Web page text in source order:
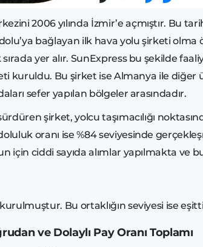
2006 yılında İzmir’e açmıştır. Bu
bağlayan ilk hava yolu şirketi
yer alır. SunExpress bu şekilde
kuruldu. Bu şirket ise Almanya ile diğer
sefer yapılan bölgeler arasındadır.
şirket, yolcu taşımacılığı
oranı ise %84 seviyesinde
için ciddi sayıda alımlar yapılmakta ve
Bu ortaklığın seviyesi ise
ve Dolaylı Pay Oranı Toplamı